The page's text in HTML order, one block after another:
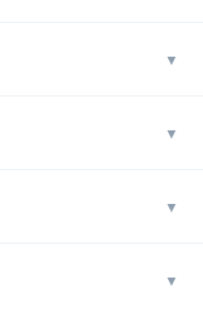
▼
▼
▼
▼